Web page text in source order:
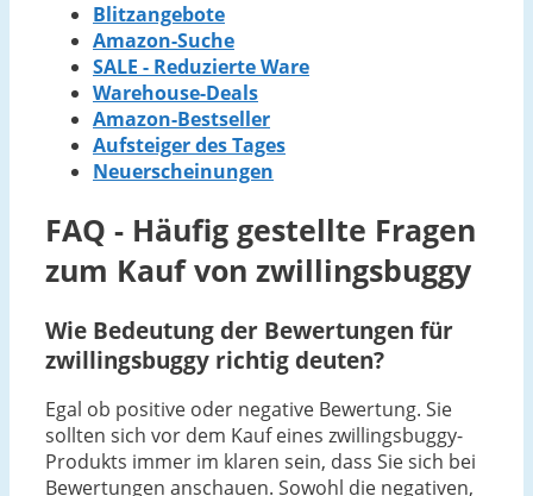
Blitzangebote
Amazon-Suche
SALE - Reduzierte Ware
Warehouse-Deals
Amazon-Bestseller
Aufsteiger des Tages
Neuerscheinungen
FAQ - Häufig gestellte Fragen
zum Kauf von zwillingsbuggy
Wie Bedeutung der Bewertungen für
zwillingsbuggy richtig deuten?
Egal ob positive oder negative Bewertung. Sie
sollten sich vor dem Kauf eines zwillingsbuggy-
Produkts immer im klaren sein, dass Sie sich bei
Bewertungen anschauen. Sowohl die negativen,